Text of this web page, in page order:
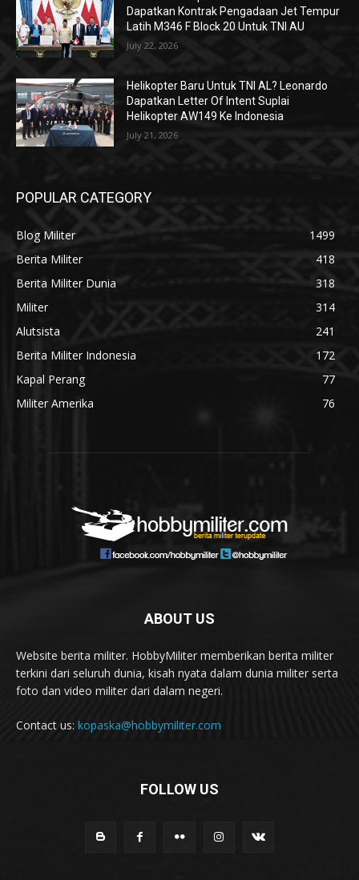
Dapatkan Kontrak Pengadaan Jet Tempur
Latih M346 F Block 20 Untuk TNI AU
July 22, 2026
Helikopter Baru Untuk TNI AL? Leonardo
Dapatkan Letter Of Intent Suplai
Helikopter AW149 Ke Indonesia
July 21, 2026
POPULAR CATEGORY
Blog Militer
1499
Berita Militer
418
Berita Militer Dunia
318
Militer
314
Alutsista
241
Berita Militer Indonesia
172
Kapal Perang
77
Militer Amerika
76
ABOUT US
Website berita militer. HobbyMiliter memberikan berita militer
terkini dari seluruh dunia, kisah nyata dalam dunia militer serta
foto dan video militer dari dalam negeri.
Contact us: kopaska@hobbymiliter.com
FOLLOW US